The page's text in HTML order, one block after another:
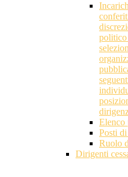
politico
Elenco
Posti
Ruolo
Dirigenti